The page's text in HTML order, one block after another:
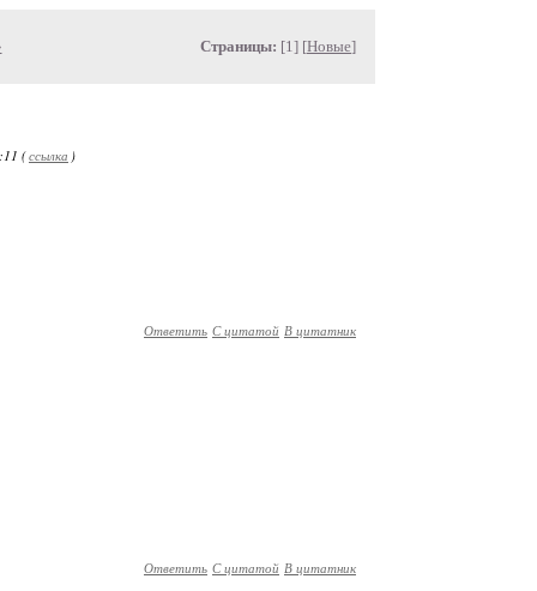
Страницы: [1] [Новые]
(ссылка )
Ответить С цитатой В цитатник
Ответить С цитатой В цитатник